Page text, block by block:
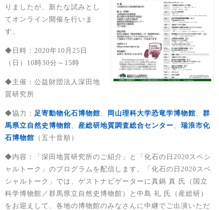
りましたが、新たな試みとし
てオンライン開催を行いま
す。
◆日時：2020年10月25日
（日）10時30分～15時
◆主催：公益財団法人深田地
質研究所
◆協力： 足寄動物化石博物館 、 岡山理科大学恐竜学博物館 、 群
馬県立自然史博物館 、 産総研地質調査総合センター 、 瑞浪市化
石博物館 （五十音順）
◆内容：「深田地質研究所のご紹介」と「化石の日2020スペシ
ャルトーク」のプログラムを配信します。「化石の日2020スペ
シャルトーク」では、ゲストナビゲーターに真鍋 真 氏（国立
科学博物館／群馬県立自然史博物館）と中島 礼 氏（産総研）
をお迎えして、各地の博物館のみなさんに中継でご出演いただ